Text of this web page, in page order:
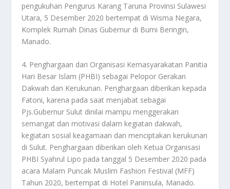
pengukuhan Pengurus Karang Taruna Provinsi Sulawesi
Utara, 5 Desember 2020 bertempat di Wisma Negara,
Komplek Rumah Dinas Gubernur di Bumi Beringin,
Manado.
4. Penghargaan dari Organisasi Kemasyarakatan Panitia
Hari Besar Islam (PHBI) sebagai Pelopor Gerakan
Dakwah dan Kerukunan. Penghargaan diberikan kepada
Fatoni, karena pada saat menjabat sebagai
Pjs.Gubernur Sulut dinilai mampu menggerakan
semangat dan motivasi dalam kegiatan dakwah,
kegiatan sosial keagamaan dan menciptakan kerukunan
di Sulut. Penghargaan diberikan oleh Ketua Organisasi
PHBI Syahrul Lipo pada tanggal 5 Desember 2020 pada
acara Malam Puncak Muslim Fashion Festival (MFF)
Tahun 2020, bertempat di Hotel Paninsula, Manado.